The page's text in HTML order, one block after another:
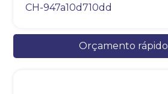
CH-947a10d710dd
Orçamento rápido